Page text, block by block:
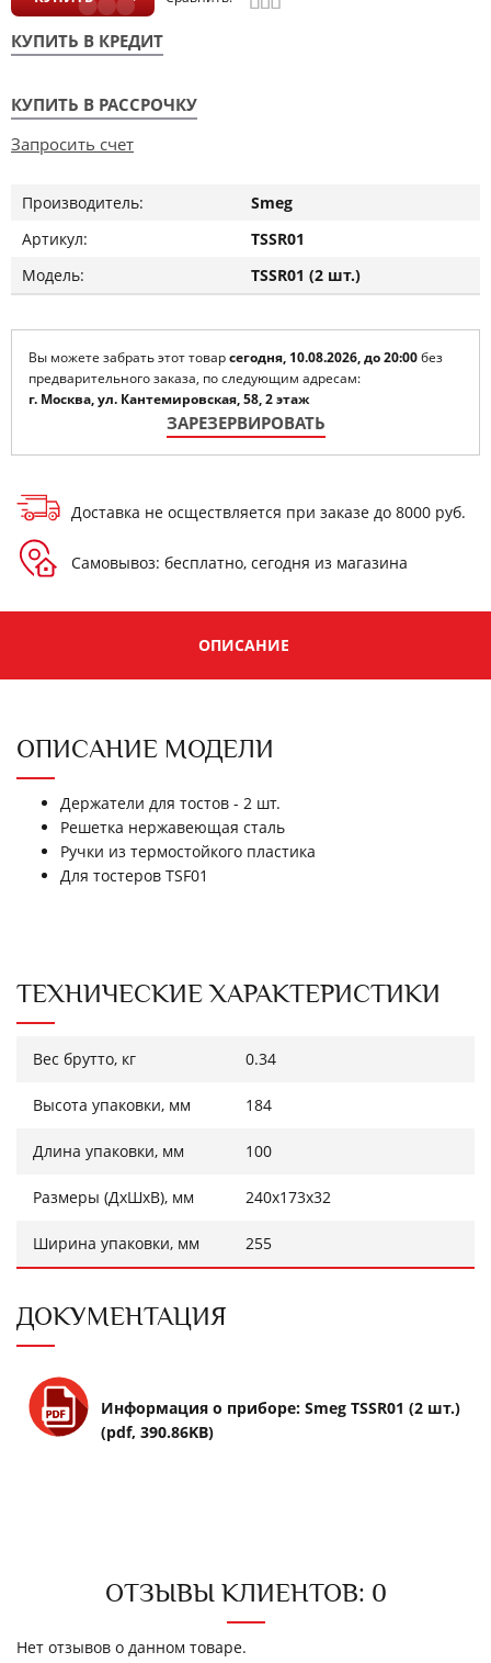
КУПИТЬ В КРЕДИТ
КУПИТЬ В РАССРОЧКУ
Запросить счет
Производитель:
Smeg
Артикул:
TSSR01
Модель:
TSSR01 (2 шт.)
Вы можете забрать этот товарсегодня, 10.08.2026, до 20:00без
предварительного заказа, по следующим адресам:
г. Москва, ул. Кантемировская, 58, 2 этаж
ЗАРЕЗЕРВИРОВАТЬ
Доставка не осществляется при заказе до 8000 руб.
Самовывоз: бесплатно, сегодня из магазина
ОПИСАНИЕ
ОПИСАНИЕ МОДЕЛИ
Держатели для тостов - 2 шт.
Решетка нержавеющая сталь
Ручки из термостойкого пластика
Для тостеров TSF01
ТЕХНИЧЕСКИЕ ХАРАКТЕРИСТИКИ
Вес брутто, кг 0.34
Высота упаковки, мм 184
Длина упаковки, мм 100
Размеры (ДхШхВ), мм 240x173x32
Ширина упаковки, мм 255
ДОКУМЕНТАЦИЯ
Информация о приборе: Smeg TSSR01 (2 шт.)
(pdf, 390.86KB)
ОТЗЫВЫ КЛИЕНТОВ: 0
Нет отзывов о данном товаре.